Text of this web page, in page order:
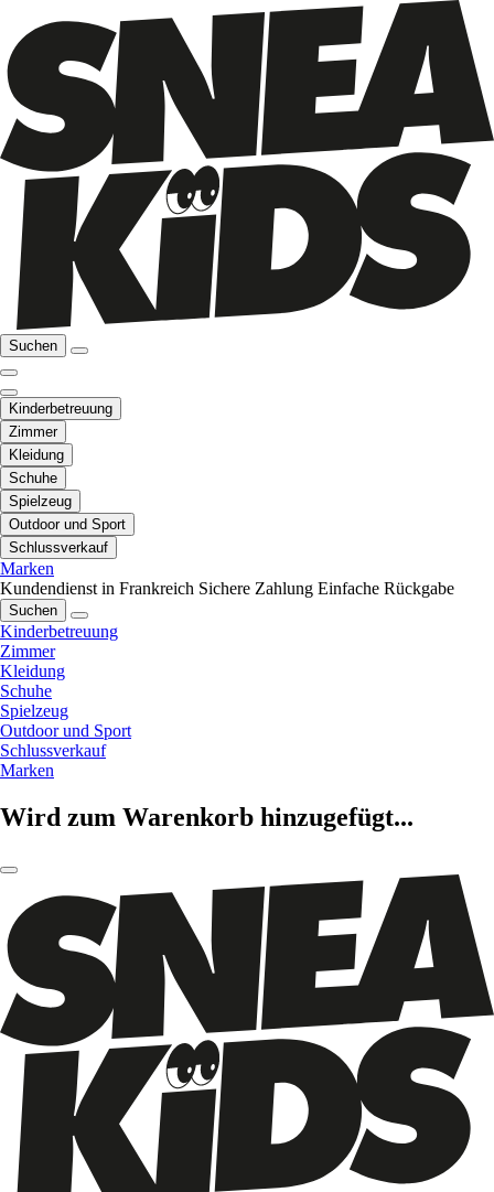
Suchen
Kinderbetreuung
Zimmer
Kleidung
Schuhe
Spielzeug
Outdoor und Sport
Schlussverkauf
Marken
Kundendienst in Frankreich Sichere Zahlung Einfache Rückgabe
Suchen
Kinderbetreuung
Zimmer
Kleidung
Schuhe
Spielzeug
Outdoor und Sport
Schlussverkauf
Marken
Wird zum Warenkorb hinzugefügt...